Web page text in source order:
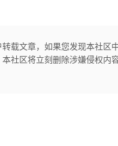
转载文章，如果您发现本社
社区将立刻删除涉嫌侵权内